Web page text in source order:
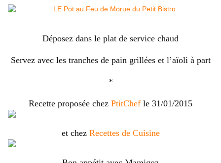
Déposez dans le plat de service chaud
Servez avec les tranches de pain grillées et l’aïoli à part
*
Recette proposée chez PtitChef le 31/01/2015
et chez Recettes de Cuisine